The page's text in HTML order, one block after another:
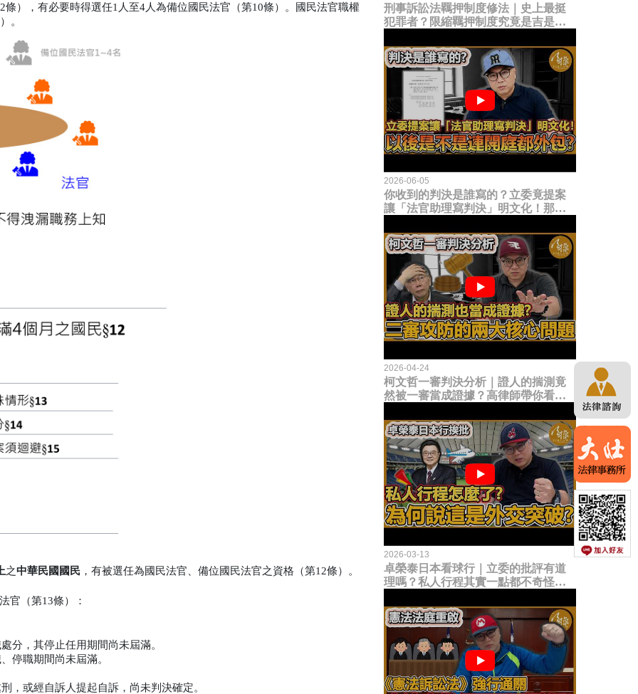
條），有必要時得選任1人至4人為備位國民法官（第10條）。國民法官職權
。
之中華民國國民 ，有被選任為國民法官、備位國民法官之資格（第12條）。
官（第13條）：
分，其停止任用期間尚未屆滿。
停職期間尚未屆滿。
，或經自訴人提起自訴，尚未判決確定。
刑事訴訟法羈押制度修法｜史上最挺
犯罪者？限縮羈押制度究竟是吉是
2026-06-05
你收到的判決是誰寫的？立委竟提案
讓「法官助理寫判決」明文化！那以
2026-04-24
柯文哲一審判決分析｜證人的揣測竟
然被一審當成證據？高律師帶你看未
2026-03-13
卓榮泰日本看球行｜立委的批評有道
理嗎？私人行程其實一點都不奇怪？